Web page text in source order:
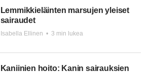
Lemmikkieläinten marsujen yleiset
sairaudet
Isabella Ellinen • 3 min lukea
Kaniinien hoito: Kanin sairauksien